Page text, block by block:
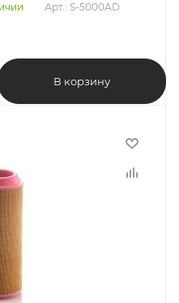
Арт.: S-5000AD
В корзину